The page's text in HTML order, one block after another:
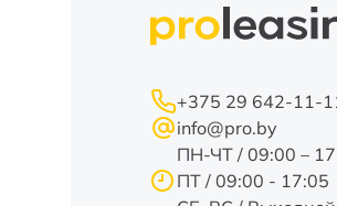
+375 29 642-11-
info@pro.by
ПН-ЧТ / 09:00 –
ПТ / 09:00 - 17:05